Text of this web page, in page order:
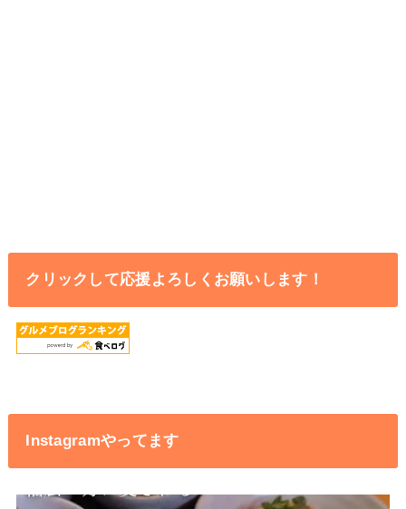
クリックして応援よろしくお願いします！
Instagramやってます